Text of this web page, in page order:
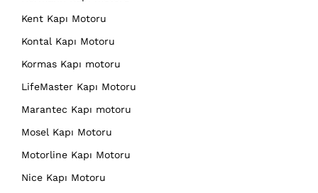
Kent Kapı Motoru
Kontal Kapı Motoru
Kormas Kapı motoru
LifeMaster Kapı Motoru
Marantec Kapı motoru
Mosel Kapı Motoru
Motorline Kapı Motoru
Nice Kapı Motoru